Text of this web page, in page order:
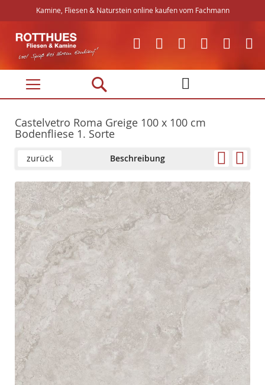
Kamine, Fliesen & Naturstein online kaufen vom Fachmann
Direkt
zum
Inhalt
Castelvetro Roma Greige 100 x 100 cm
Bodenfliese 1. Sorte
zurück Beschreibung
Skip
to
the
end
of
the
images
gallery
Skip
to
the
beginning
of
the
images
gallery